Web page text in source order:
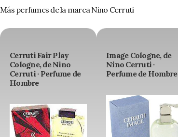
Más perfumes de la marca Nino Cerruti
Cerruti Fair Play
Cologne, de Nino
Cerruti · Perfume de
Hombre
Image Cologne, de
Nino Cerruti ·
Perfume de Hombre